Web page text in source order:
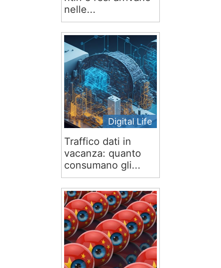
nelle...
Digital Life
Traffico dati in
vacanza: quanto
consumano gli...